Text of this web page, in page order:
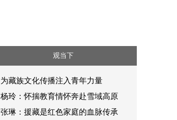
观当下
为藏族文化传播注入青年力量
杨玲：怀揣教育情怀奔赴雪域高原
张琳：援藏是红色家庭的血脉传承